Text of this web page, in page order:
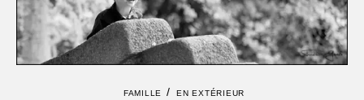
FAMILLE /EN EXTÉRIEUR